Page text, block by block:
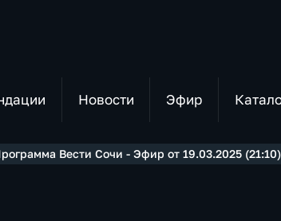
Новости Эфир
Вести Сочи - Эфир от 19.03.2025 (21:10)